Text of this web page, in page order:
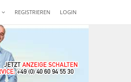
REGISTRIEREN LOGIN